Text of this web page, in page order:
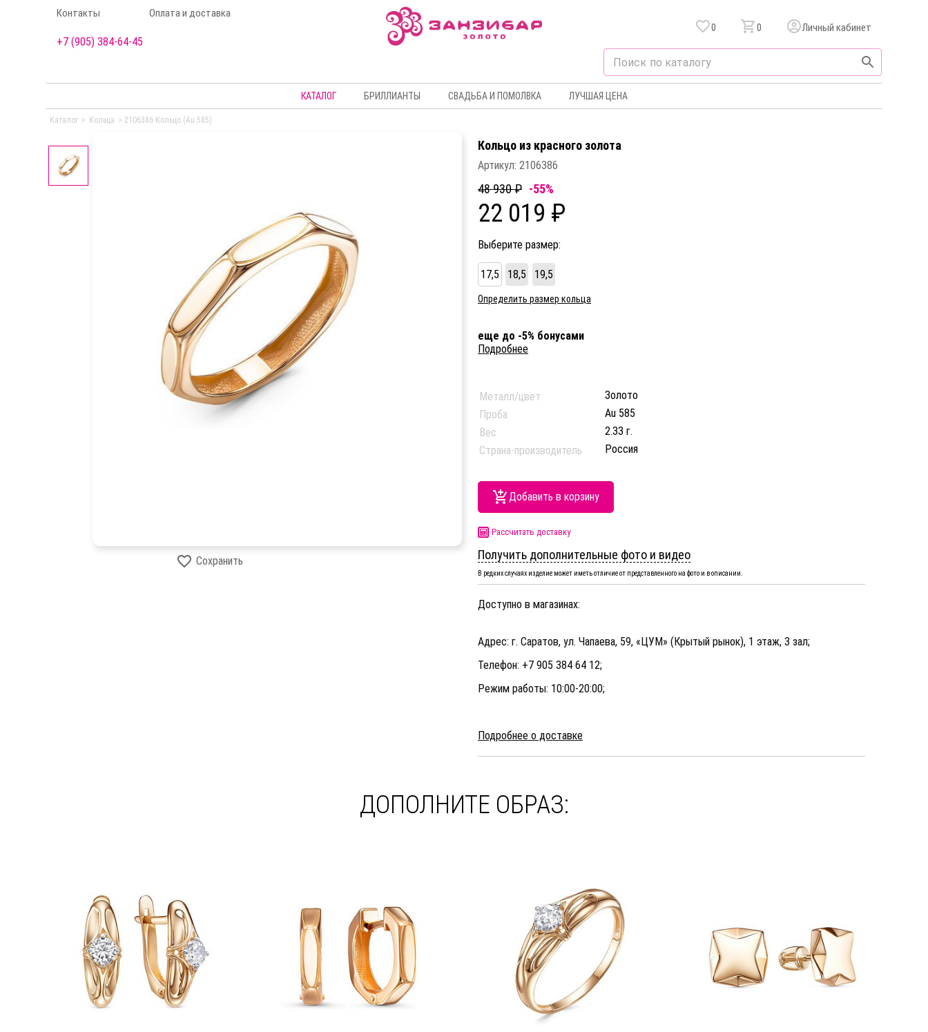
Контакты Оплата и доставка
+7 (905) 384-64-45
0 0 Личный кабинет
КАТАЛОГ БРИЛЛИАНТЫ СВАДЬБА И ПОМОЛВКА ЛУЧШАЯ ЦЕНА
Каталог > Кольца > 2106386 Кольцо (Au 585)
Сохранить
Кольцо из красного золота
Артикул: 2106386
48 930 ₽ -55%
22 019 ₽
Выберите размер:
17,5 18,5 19,5
Определить размер кольца
еще до -5% бонусами
Подробнее
Металл/цвет
Золото
Проба
Au 585
Вес
2.33 г.
Страна-производитель
Россия
Добавить в корзину
Рассчитать доставку
Получить дополнительные фото и видео
В редких случаях изделие может иметь отличие от представленного на фото и в описании.
Доступно в магазинах:
Адрес: г. Саратов, ул. Чапаева, 59, «ЦУМ» (Крытый рынок), 1 этаж, 3 зал;
Телефон: +7 905 384 64 12;
Режим работы: 10:00-20:00;
Подробнее о доставке
ДОПОЛНИТЕ ОБРАЗ: